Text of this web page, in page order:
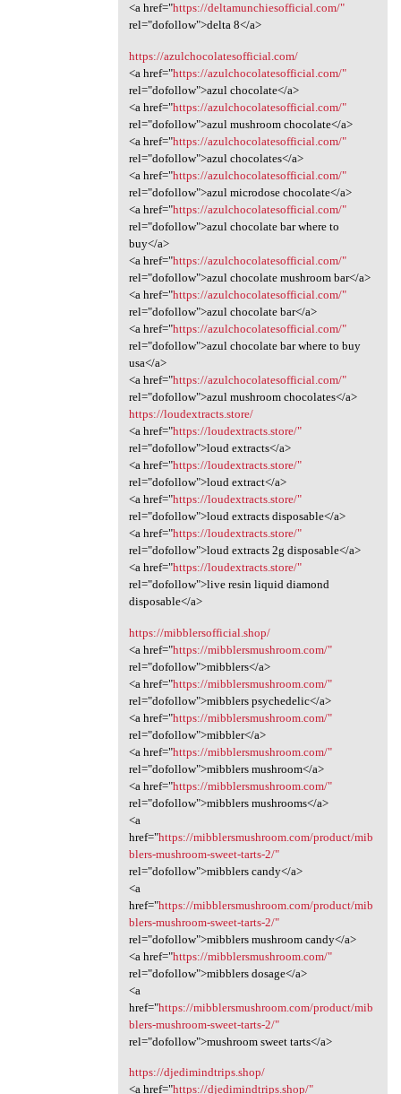
<a href="https://deltamunchiesofficial.com/"
rel="dofollow">delta 8</a>
https://azulchocolatesofficial.com/
<a href="https://azulchocolatesofficial.com/"
rel="dofollow">azul chocolate</a>
<a href="https://azulchocolatesofficial.com/"
rel="dofollow">azul mushroom chocolate</a>
<a href="https://azulchocolatesofficial.com/"
rel="dofollow">azul chocolates</a>
<a href="https://azulchocolatesofficial.com/"
rel="dofollow">azul microdose chocolate</a>
<a href="https://azulchocolatesofficial.com/"
rel="dofollow">azul chocolate bar where to
buy</a>
<a href="https://azulchocolatesofficial.com/"
rel="dofollow">azul chocolate mushroom bar</a>
<a href="https://azulchocolatesofficial.com/"
rel="dofollow">azul chocolate bar</a>
<a href="https://azulchocolatesofficial.com/"
rel="dofollow">azul chocolate bar where to buy
usa</a>
<a href="https://azulchocolatesofficial.com/"
rel="dofollow">azul mushroom chocolates</a>
https://loudextracts.store/
<a href="https://loudextracts.store/"
rel="dofollow">loud extracts</a>
<a href="https://loudextracts.store/"
rel="dofollow">loud extract</a>
<a href="https://loudextracts.store/"
rel="dofollow">loud extracts disposable</a>
<a href="https://loudextracts.store/"
rel="dofollow">loud extracts 2g disposable</a>
<a href="https://loudextracts.store/"
rel="dofollow">live resin liquid diamond
disposable</a>
https://mibblersofficial.shop/
<a href="https://mibblersmushroom.com/"
rel="dofollow">mibblers</a>
<a href="https://mibblersmushroom.com/"
rel="dofollow">mibblers psychedelic</a>
<a href="https://mibblersmushroom.com/"
rel="dofollow">mibbler</a>
<a href="https://mibblersmushroom.com/"
rel="dofollow">mibblers mushroom</a>
<a href="https://mibblersmushroom.com/"
rel="dofollow">mibblers mushrooms</a>
<a
href="https://mibblersmushroom.com/product/mib
blers-mushroom-sweet-tarts-2/"
rel="dofollow">mibblers candy</a>
<a
href="https://mibblersmushroom.com/product/mib
blers-mushroom-sweet-tarts-2/"
rel="dofollow">mibblers mushroom candy</a>
<a href="https://mibblersmushroom.com/"
rel="dofollow">mibblers dosage</a>
<a
href="https://mibblersmushroom.com/product/mib
blers-mushroom-sweet-tarts-2/"
rel="dofollow">mushroom sweet tarts</a>
https://djedimindtrips.shop/
<a href="https://djedimindtrips.shop/"